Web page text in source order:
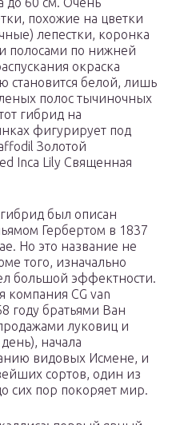
похожие на цветки
лепестки, коронка
полосами по нижней
окраска
становится белой, лишь
полос тычиночных
гибрид на
фигурирует под
Золотой
Inca Lily Священная
был описан
Гербертом в 1837
Но это название не
того, изначально
большой эффектности.
компания CG van
году братьями Ван
луковиц и
начала
видовых Исмене, и
сортов, один из
сих пор покоряет мир.